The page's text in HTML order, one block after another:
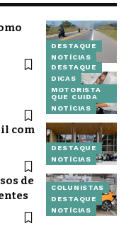
DESTAQUE
NOTÍCIAS
DESTAQUE
DICAS
MOTORISTA
QUE CUIDA
NOTÍCIAS
DESTAQUE
NOTÍCIAS
com
COLUNISTAS
DESTAQUE
NOTÍCIAS
de